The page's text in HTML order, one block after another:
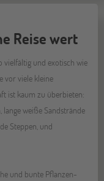
Reise wert
vielfältig und exotisch wie
vor viele kleine
ist kaum zu überbieten:
weiße Sandstrände
Steppen, und
und bunte Pflanzen-